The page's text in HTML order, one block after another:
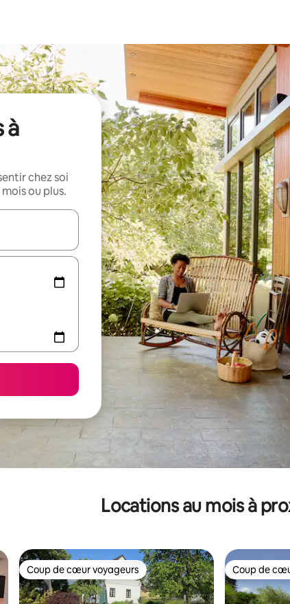
à
chez soi
ou plus.
les en utilisant les flèches vers le haut et vers le bas, ou
Locations au mois à
Coup de cœur voyageurs
Coup de cœur voyageurs Coup de
Coup de